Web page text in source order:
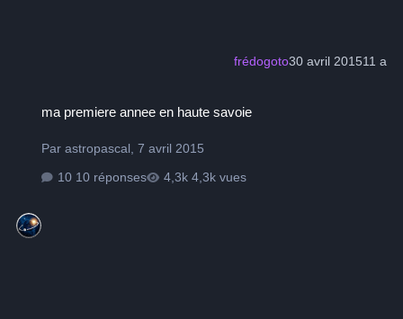
frédogoto30 avril 201511 a
ma premiere annee en haute savoie
Parastropascal,7 avril 2015
10 réponses
4,3k vues